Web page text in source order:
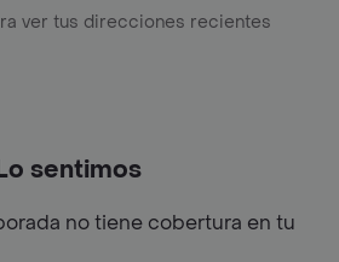
ver tus direcciones recientes
sentimos
no tiene cobertura en tu